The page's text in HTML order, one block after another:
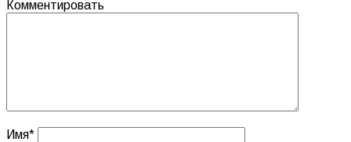
Комментировать
Имя*